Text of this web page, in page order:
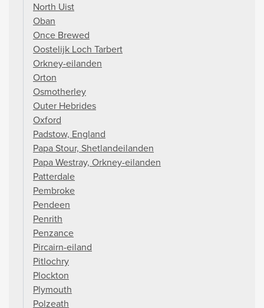
North Uist
Oban
Once Brewed
Oostelijk Loch Tarbert
Orkney-eilanden
Orton
Osmotherley
Outer Hebrides
Oxford
Padstow, England
Papa Stour, Shetlandeilanden
Papa Westray, Orkney-eilanden
Patterdale
Pembroke
Pendeen
Penrith
Penzance
Pircairn-eiland
Pitlochry
Plockton
Plymouth
Polzeath